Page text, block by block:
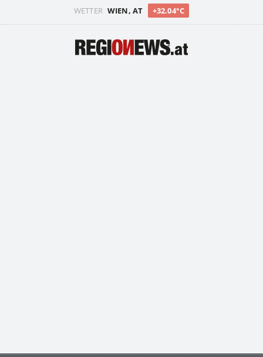
WETTER WIEN, AT +32.04°C